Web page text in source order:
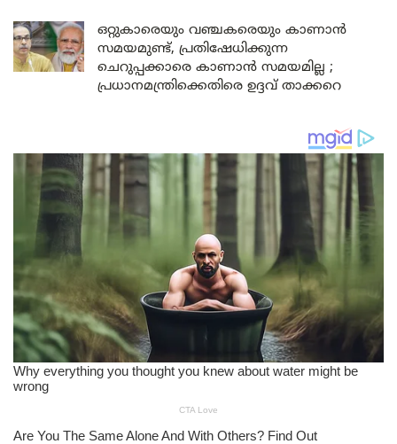
ഒറ്റുകാരെയും വഞ്ചകരെയും കാണാൻ
സമയമുണ്ട്, പ്രതിഷേധിക്കുന്ന
ചെറുപ്പക്കാരെ കാണാൻ സമയമില്ല ;
പ്രധാനമന്ത്രിക്കെതിരെ ഉദ്ദവ് താക്കറെ